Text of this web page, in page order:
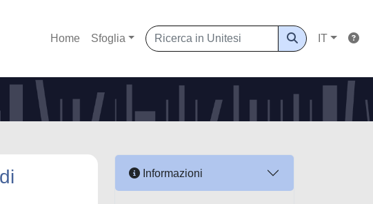
Home Sfoglia IT
Informazioni